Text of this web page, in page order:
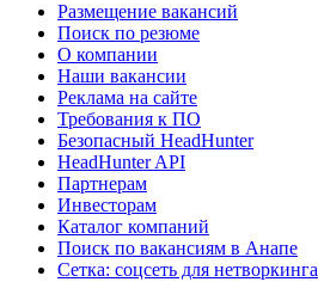
Размещение вакансий
Поиск по резюме
О компании
Наши вакансии
Реклама на сайте
Требования к ПО
Безопасный HeadHunter
HeadHunter API
Партнерам
Инвесторам
Каталог компаний
Поиск по вакансиям в Анапе
Сетка: соцсеть для нетворкинга